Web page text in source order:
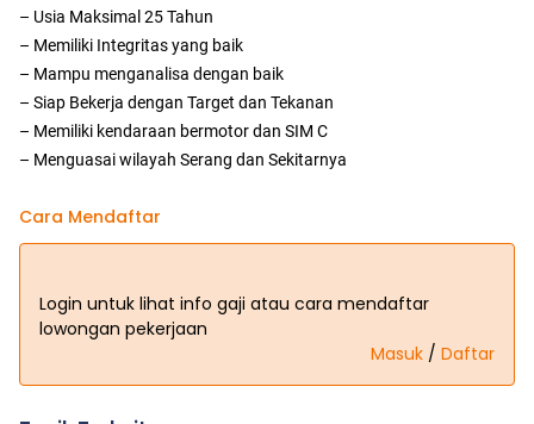
– Usia Maksimal 25 Tahun
– Memiliki Integritas yang baik
– Mampu menganalisa dengan baik
– Siap Bekerja dengan Target dan Tekanan
– Memiliki kendaraan bermotor dan SIM C
– Menguasai wilayah Serang dan Sekitarnya
Cara Mendaftar
Login untuk lihat info gaji atau cara mendaftar
lowongan pekerjaan
Masuk / Daftar